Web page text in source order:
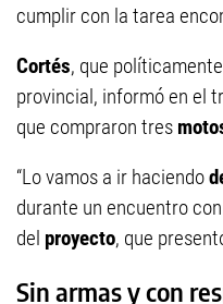
cumplir con la tarea
Cortés, que
provincial, informó en el
que compraron tres
“Lo vamos a ir haciendo
durante un encuentro
del proyecto, que
Sin armas y con